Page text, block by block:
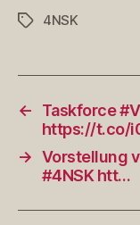
Schlagwörter
4NSK
←
Taskforce
https://t.co/
→ Vorstellung
#4NSK htt…